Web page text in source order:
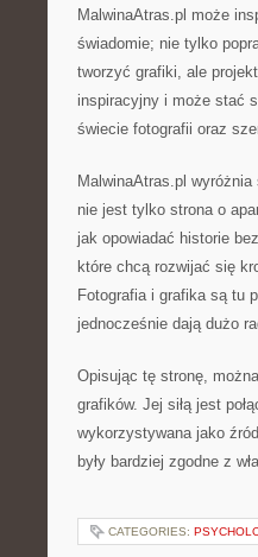
MalwinaAtras.pl może
świadomie; nie tylko
tworzyć grafiki, ale
inspiracyjny i może stać
świecie fotografii oraz
MalwinaAtras.pl
nie jest tylko strona o
jak opowiadać historie
które chcą rozwijać się
Fotografia i grafika są tu
jednocześnie dają dużo
Opisując tę stronę,
grafików. Jej siłą jest
wykorzystywana jako
były bardziej zgodne z
CATEGORIES: